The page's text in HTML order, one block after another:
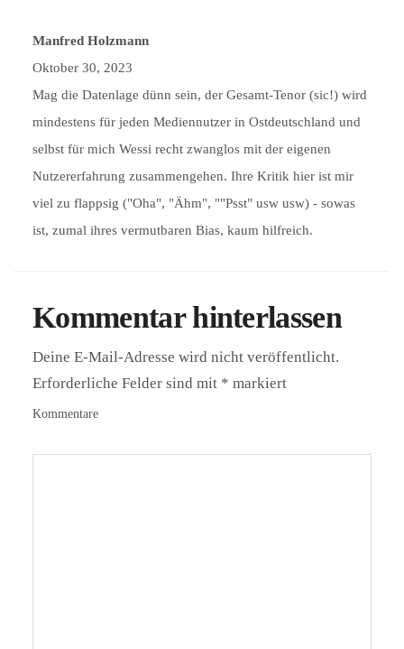
Manfred Holzmann
Oktober 30, 2023
Mag die Datenlage dünn sein, der Gesamt-Tenor (sic!) wird
mindestens für jeden Mediennutzer in Ostdeutschland und
selbst für mich Wessi recht zwanglos mit der eigenen
Nutzererfahrung zusammengehen. Ihre Kritik hier ist mir
viel zu flappsig ("Oha", "Ähm", ""Psst" usw usw) - sowas
ist, zumal ihres vermutbaren Bias, kaum hilfreich.
Kommentar hinterlassen
Deine E-Mail-Adresse wird nicht veröffentlicht.
Erforderliche Felder sind mit * markiert
Kommentare